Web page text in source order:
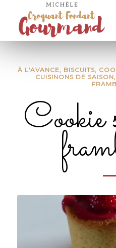
À L'AVANCE, BISCUITS,
CUISINONS DE SAISON,
Cookie